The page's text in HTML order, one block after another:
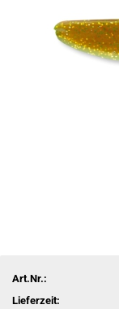
Art.Nr.:
Lieferzeit: